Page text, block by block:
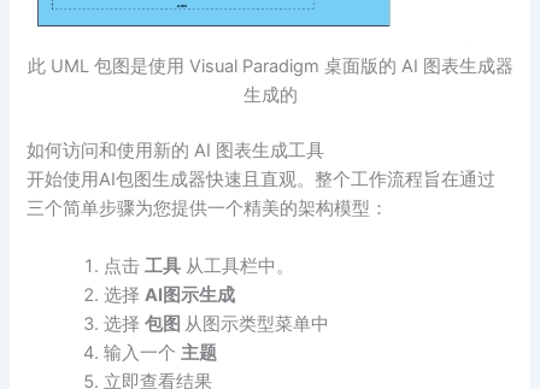
此 UML 包图是使用 Visual Paradigm 桌面版的 AI 图表生成器
生成的
如何访问和使用新的 AI 图表生成工具
开始使用AI包图生成器快速且直观。整个工作流程旨在通过
三个简单步骤为您提供一个精美的架构模型：
点击工具 从工具栏中。
选择AI图示生成
选择包图 从图示类型菜单中
输入一个主题
立即查看结果